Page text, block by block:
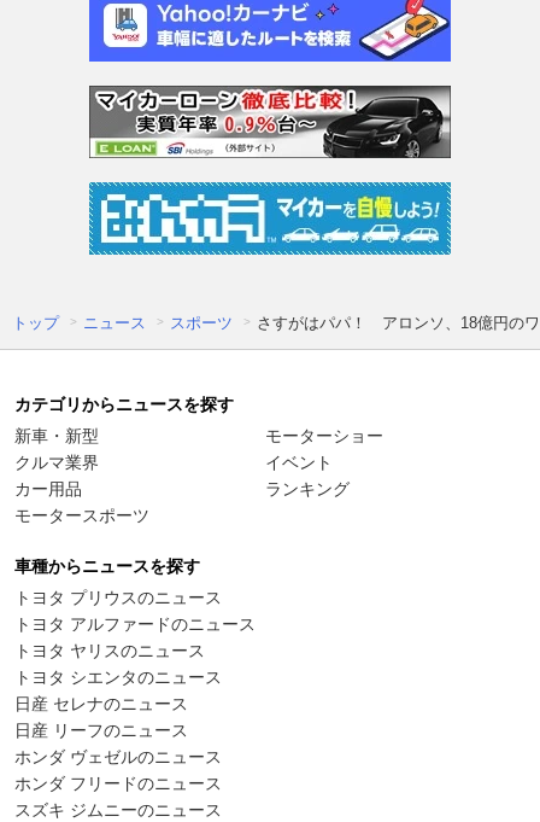
トップ ニュース スポーツ さすがはパパ！ アロンソ、18億円の
カテゴリからニュースを探す
新車・新型
クルマ業界
カー用品
モータースポーツ
モーターショー
イベント
ランキング
車種からニュースを探す
トヨタ プリウスのニュース
トヨタ アルファードのニュース
トヨタ ヤリスのニュース
トヨタ シエンタのニュース
日産 セレナのニュース
日産 リーフのニュース
ホンダ ヴェゼルのニュース
ホンダ フリードのニュース
スズキ ジムニーのニュース